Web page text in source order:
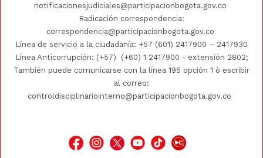
notificacionesjudiciales@participacionbogota.gov.co
Radicación correspondencia:
correspondencia@participacionbogota.gov.co
Línea de servicio a la ciudadanía: +57 (601) 2417900 – 2417930
Línea Anticorrupción: (+57)
(+60) 1 2417900 - extensión 2802;
También puede comunicarse con la línea 195 opción 1 ò escribir
al correo:
controldisciplinariointerno@participacionbogota.gov.co